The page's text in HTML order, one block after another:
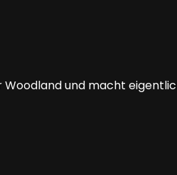
Woodland und macht